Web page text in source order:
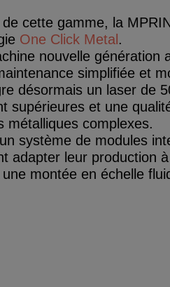
cette gamme, la
One Click Metal.
nouvelle génération
simplifiée et
désormais un laser de
supérieures et une
métalliques complexes.
système de modules
adapter leur production
montée en échelle